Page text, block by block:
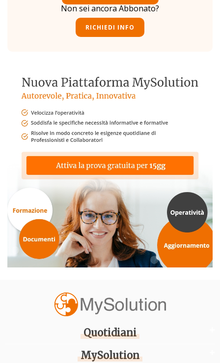
Non sei ancora Abbonato?
RICHIEDI INFO
Quotidiani
MySolution